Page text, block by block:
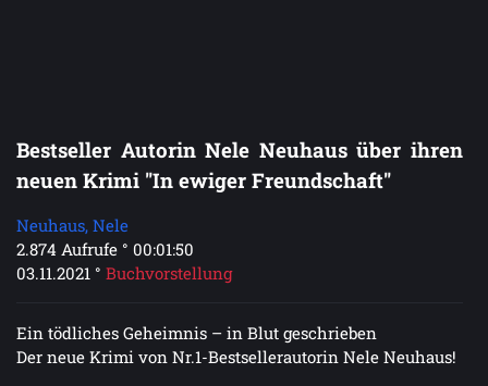
Bestseller Autorin Nele Neuhaus über ihren
neuen Krimi "In ewiger Freundschaft"
Neuhaus, Nele
2.874 Aufrufe ° 00:01:50
03.11.2021 ° Buchvorstellung
Ein tödliches Geheimnis – in Blut geschrieben
Der neue Krimi von Nr.1-Bestsellerautorin Nele Neuhaus!